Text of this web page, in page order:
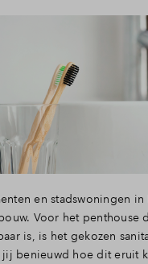
en stadswoningen
Voor het penthouse
is, is het gekozen
jij benieuwd hoe dit eruit